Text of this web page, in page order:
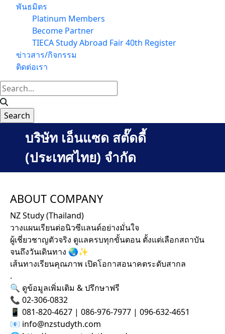
พันธมิตร
Platinum Members
Become Partner
TIECA Study Abroad Fair 40th Register
ข่าวสาร/กิจกรรม
ติดต่อเรา
บริษัท เอ็นแซด สตั๊ดดี้
(ประเทศไทย) จำกัด
ABOUT COMPANY
NZ Study (Thailand)
วางแผนเรียนต่อนิวซีแลนด์อย่างมั่นใจ
ผู้เชี่ยวชาญตัวจริง ดูแลครบทุกขั้นตอน ตั้งแต่เลือกสถาบัน
จนถึงวันเดินทาง 🌏✨
เส้นทางเรียนคุณภาพ เปิดโอกาสอนาคตระดับสากล
.
🔍 ดูข้อมูลเพิ่มเติม & ปรึกษาฟรี
📞 02-306-0832
📱 081-820-4627 | 086-976-7977 | 096-632-4651
📧 info@nzstudyth.com